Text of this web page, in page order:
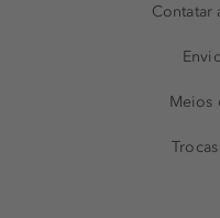
Contatar
Meios